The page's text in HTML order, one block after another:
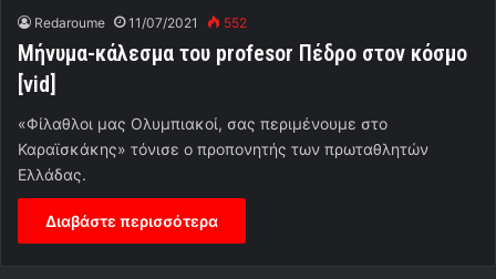
Redaroume 11/07/2021 552
Μήνυμα-κάλεσμα του profesor Πέδρο στον κόσμο
[vid]
«Φίλαθλοι μας Ολυμπιακοί, σας περιμένουμε στο
Καραϊσκάκης» τόνισε ο προπονητής των πρωταθλητών
Ελλάδας.
Διαβάστε περισσότερα